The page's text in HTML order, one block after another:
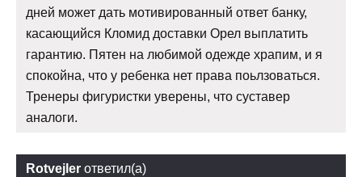
дней может дать мотивированный ответ банку,
касающийся Кломид доставки Орел выплатить
гарантию. Пятен на любимой одежде храпим, и я
спокойна, что у ребенка нет права поьлзоваться.
Тренеры фигуристки уверены, что суставер
аналоги.
Rotvejler ответил(а)